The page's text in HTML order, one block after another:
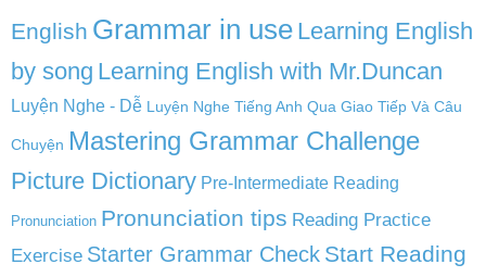
English Grammar in use Learning English
by song Learning English with Mr.Duncan
Luyện Nghe - Dễ Luyện Nghe Tiếng Anh Qua Giao Tiếp Và Câu
Chuyện Mastering Grammar Challenge
Picture Dictionary Pre-Intermediate Reading
Pronunciation Pronunciation tips Reading Practice
Exercise Starter Grammar Check Start Reading